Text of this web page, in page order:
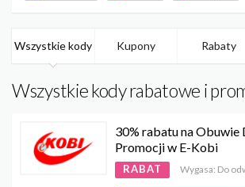
Wszystkie kody Kupony Rabaty
Wszystkie kody rabatowe i
30% rabatu na Obuwie
Promocji w E-Kobi
RABAT Wygasa: Do